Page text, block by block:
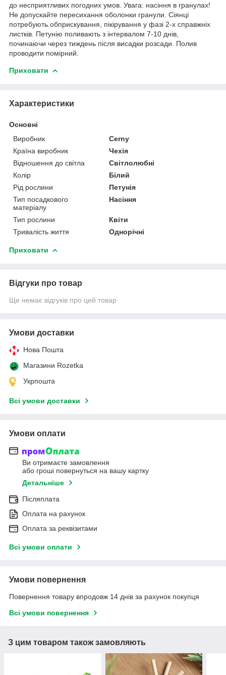
до несприятливих погодних умов. Увага: насіння в гранулах!
Не допускайте пересихання оболонки гранули. Сіянці
потребують обприскування, пікірування у фазі 2-х справжніх
листків. Петунію поливають з інтервалом 7-10 днів,
починаючи через тиждень після висадки розсади. Полив
проводити помірний.
Приховати
Характеристики
Основні
Виробник
Cerny
Країна виробник
Чехія
Відношення до світла
Світлолюбні
Колір
Білий
Рід рослини
Петунія
Тип посадкового
матеріалу
Насіння
Тип рослини
Квіти
Тривалість життя
Однорічні
Приховати
Відгуки про товар
Ще немає відгуків про цей товар
Умови доставки
Нова Пошта
Магазини Rozetka
Укрпошта
Всі умови доставки
Умови оплати
Ви отримаєте замовлення
або гроші повернуться на вашу картку
Детальніше
Післяплата
Оплата на рахунок
Оплата за реквізитами
Всі умови оплати
Умови повернення
Повернення товару впродовж 14 днів за рахунок покупця
Всі умови повернення
З цим товаром також замовляють